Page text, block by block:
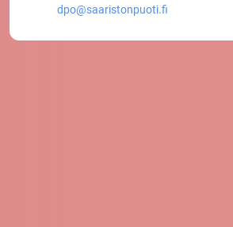
dpo@saaristonpuoti.fi